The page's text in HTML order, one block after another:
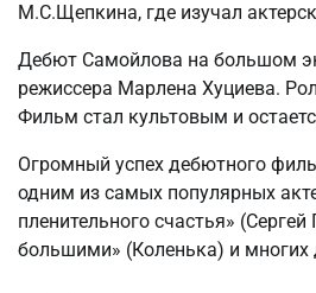
М.С.Щепкина, где изучал
Дебют Самойлова на большом
режиссера Марлена Хуциева.
Фильм стал культовым и
Огромный успех дебютного
одним из самых популярных
пленительного счастья»
большими» (Коленька) и многих